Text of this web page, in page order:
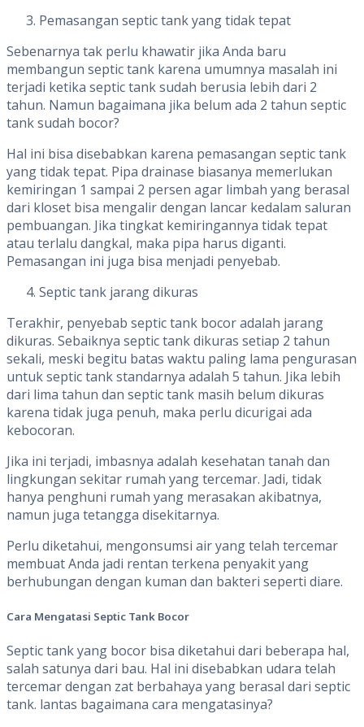
Pemasangan septic tank yang tidak tepat
Sebenarnya tak perlu khawatir jika Anda baru
membangun septic tank karena umumnya masalah ini
terjadi ketika septic tank sudah berusia lebih dari 2
tahun. Namun bagaimana jika belum ada 2 tahun septic
tank sudah bocor?
Hal ini bisa disebabkan karena pemasangan septic tank
yang tidak tepat. Pipa drainase biasanya memerlukan
kemiringan 1 sampai 2 persen agar limbah yang berasal
dari kloset bisa mengalir dengan lancar kedalam saluran
pembuangan. Jika tingkat kemiringannya tidak tepat
atau terlalu dangkal, maka pipa harus diganti.
Pemasangan ini juga bisa menjadi penyebab.
Septic tank jarang dikuras
Terakhir, penyebab septic tank bocor adalah jarang
dikuras. Sebaiknya septic tank dikuras setiap 2 tahun
sekali, meski begitu batas waktu paling lama pengurasan
untuk septic tank standarnya adalah 5 tahun. Jika lebih
dari lima tahun dan septic tank masih belum dikuras
karena tidak juga penuh, maka perlu dicurigai ada
kebocoran.
Jika ini terjadi, imbasnya adalah kesehatan tanah dan
lingkungan sekitar rumah yang tercemar. Jadi, tidak
hanya penghuni rumah yang merasakan akibatnya,
namun juga tetangga disekitarnya.
Perlu diketahui, mengonsumsi air yang telah tercemar
membuat Anda jadi rentan terkena penyakit yang
berhubungan dengan kuman dan bakteri seperti diare.
Cara Mengatasi Septic Tank Bocor
Septic tank yang bocor bisa diketahui dari beberapa hal,
salah satunya dari bau. Hal ini disebabkan udara telah
tercemar dengan zat berbahaya yang berasal dari septic
tank. lantas bagaimana cara mengatasinya?